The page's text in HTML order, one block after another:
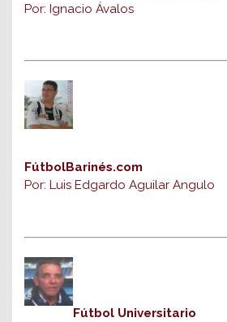
Por: Ignacio Ávalos
FútbolBarinés.com
Por: Luis Edgardo Aguilar Angulo
Fútbol Universitario